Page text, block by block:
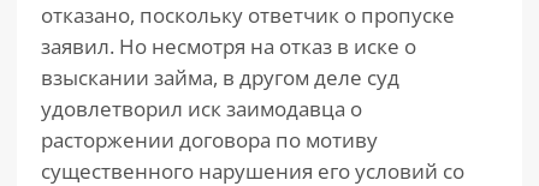
отказано, поскольку ответчик о пропуске
заявил. Но несмотря на отказ в иске о
взыскании займа, в другом деле суд
удовлетворил иск заимодавца о
расторжении договора по мотиву
существенного нарушения его условий со